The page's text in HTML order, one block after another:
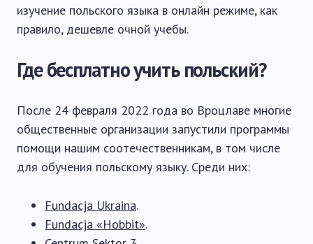
изучение польского языка в онлайн режиме, как
правило, дешевле очной учебы.
Где бесплатно учить польский?
После 24 февраля 2022 года во Вроцлаве многие
общественные организации запустили программы
помощи нашим соотечественникам, в том числе
для обучения польскому языку. Среди них:
Fundacja Ukraina.
Fundacja «Hobbit».